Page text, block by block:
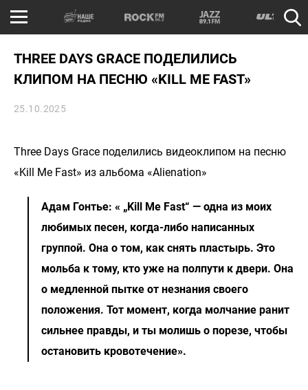
THREE DAYS GRACE ПОДЕЛИЛИСЬ
КЛИПОМ НА ПЕСНЮ «KILL ME FAST»
25.10.2025
Three Days Grace поделились видеоклипом на песню
«Kill Me Fast» из альбома «Alienation»
Адам Гонтье: « „Kill Me Fast“ — одна из моих
любимых песен, когда-либо написанных
группой. Она о том, как снять пластырь. Это
мольба к тому, кто уже на полпути к двери. Она
о медленной пытке от незнания своего
положения. Тот момент, когда молчание ранит
сильнее правды, и ты молишь о порезе, чтобы
остановить кровотечение».